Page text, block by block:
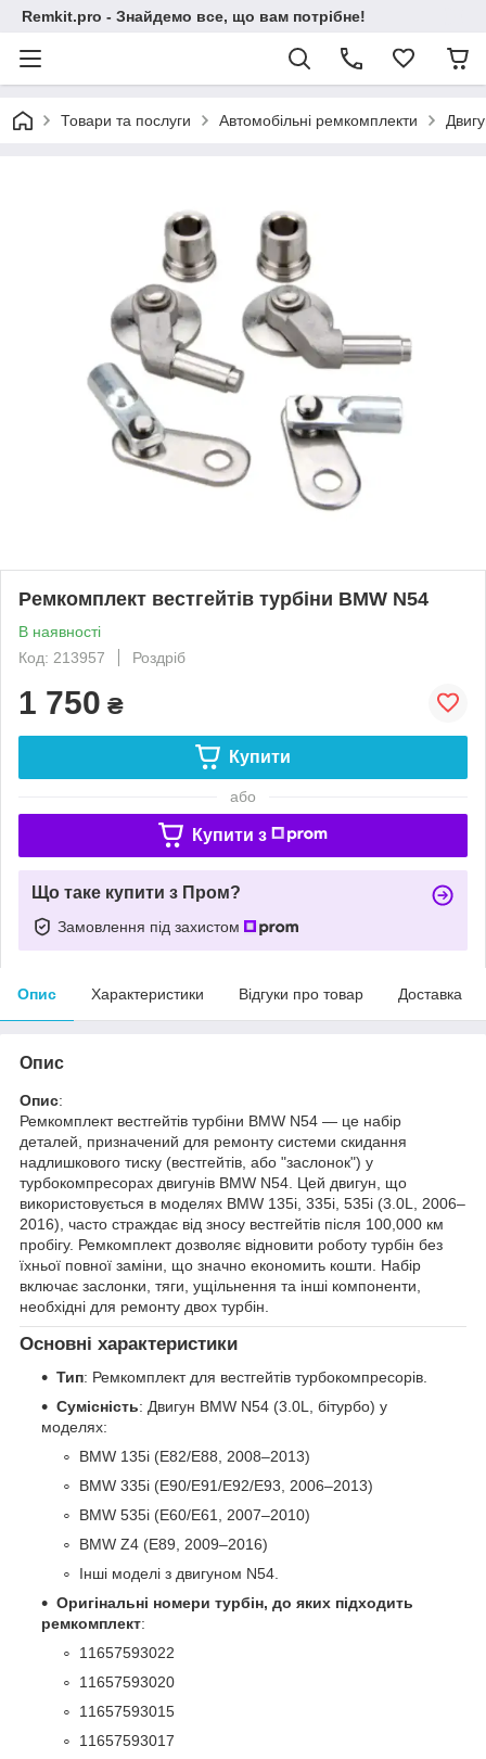
Remkit.pro - Знайдемо все, що вам потрібне!
Товари та послуги Автомобільні ремкомплекти
Ремкомплект вестгейтів турбіни BMW N54
В наявності
Код: 213957
Роздріб
1 750 ₴
Купити
або
Купити з
Що таке купити з Пром?
Замовлення під захистом
Опис Характеристики Відгуки про товар Доставка
Опис
Опис:
Ремкомплект вестгейтів турбіни BMW N54 — це набір
деталей, призначений для ремонту системи скидання
надлишкового тиску (вестгейтів, або "заслонок") у
турбокомпресорах двигунів BMW N54. Цей двигун, що
використовується в моделях BMW 135i, 335i, 535i (3.0L, 2006–
2016), часто страждає від зносу вестгейтів після 100,000 км
пробігу. Ремкомплект дозволяє відновити роботу турбін без
їхньої повної заміни, що значно економить кошти. Набір
включає заслонки, тяги, ущільнення та інші компоненти,
необхідні для ремонту двох турбін.
Основні характеристики
Тип: Ремкомплект для вестгейтів турбокомпресорів.
Сумісність: Двигун BMW N54 (3.0L, бітурбо) у
моделях:
BMW 135i (E82/E88, 2008–2013)
BMW 335i (E90/E91/E92/E93, 2006–2013)
BMW 535i (E60/E61, 2007–2010)
BMW Z4 (E89, 2009–2016)
Інші моделі з двигуном N54.
Оригінальні номери турбін, до яких підходить
ремкомплект:
11657593022
11657593020
11657593015
11657593017